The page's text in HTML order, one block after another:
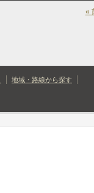
«
地域・路線から探す